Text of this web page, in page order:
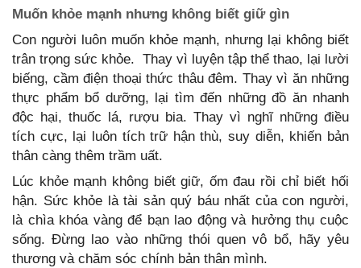
Muốn khỏe mạnh nhưng không biết giữ gìn
Con người luôn muốn khỏe mạnh, nhưng lại không biết
trân trọng sức khỏe. Thay vì luyện tập thể thao, lại lười
biếng, cầm điện thoại thức thâu đêm. Thay vì ăn những
thực phẩm bổ dưỡng, lại tìm đến những đồ ăn nhanh
độc hại, thuốc lá, rượu bia. Thay vì nghĩ những điều
tích cực, lại luôn tích trữ hận thù, suy diễn, khiến bản
thân càng thêm trầm uất.
Lúc khỏe mạnh không biết giữ, ốm đau rồi chỉ biết hối
hận. Sức khỏe là tài sản quý báu nhất của con người,
là chìa khóa vàng để bạn lao động và hưởng thụ cuộc
sống. Đừng lao vào những thói quen vô bổ, hãy yêu
thương và chăm sóc chính bản thân mình.